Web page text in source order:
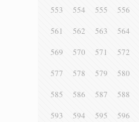
553
554 555 556
561
562 563 564
569
570 571 572
577
578 579 580
585
586 587 588
593
594 595 596